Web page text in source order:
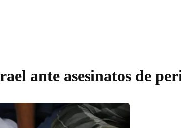
ante asesinatos de